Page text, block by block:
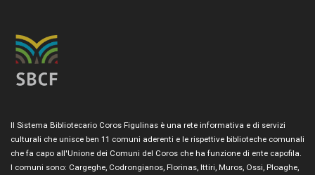
Il Sistema Bibliotecario Coros Figulinas è una rete informativa e di servizi
culturali che unisce ben 11 comuni aderenti e le rispettive biblioteche comunali
che fa capo all'Unione dei Comuni del Coros che ha funzione di ente capofila.
I comuni sono: Cargeghe, Codrongianos, Florinas, Ittiri, Muros, Ossi, Ploaghe,